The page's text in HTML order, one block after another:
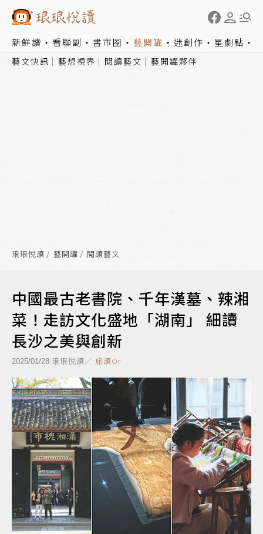
新鮮讀 看聯副 書市圈 藝開罐 迷創作 星劇點
藝文快訊 藝想視界 閱讀藝文 藝開罐夥伴
琅琅悅讀 藝開罐 閱讀藝文
中國最古老書院、千年漢墓、辣湘
菜！走訪文化盛地「湖南」 細讀
長沙之美與創新
2025/01/28 琅琅悅讀／ 旅讀Or